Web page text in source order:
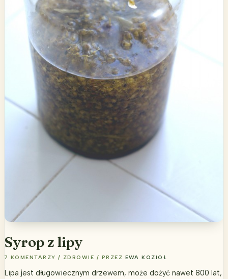
Syrop z lipy
7 KOMENTARZY / ZDROWIE / PRZEZ EWA KOZIOŁ
Lipa jest długowiecznym drzewem, może dożyć nawet 800 lat,